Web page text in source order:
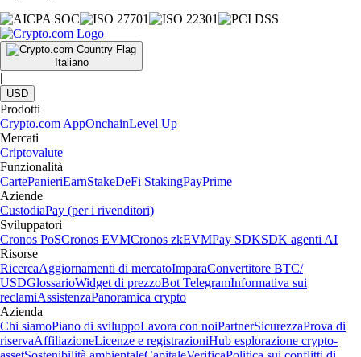
Italiano
|
USD
Prodotti
Crypto.com AppOnchainLevel Up
Mercati
Criptovalute
Funzionalità
CartePanieriEarnStakeDeFi StakingPayPrime
Aziende
CustodiaPay (per i rivenditori)
Sviluppatori
Cronos PoSCronos EVMCronos zkEVMPay SDKSDK agenti AI
Risorse
RicercaAggiornamenti di mercatoImparaConvertitore BTC/
USDGlossarioWidget di prezzoBot TelegramInformativa sui
reclamiAssistenzaPanoramica crypto
Azienda
Chi siamoPiano di sviluppoLavora con noiPartnerSicurezzaProva di
riservaAffiliazioneLicenze e registrazioniHub esplorazione crypto-